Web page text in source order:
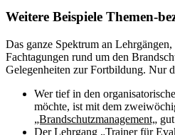
Weitere Beispiele Themen-
Das ganze Spektrum an
Fachtagungen rund um den
Gelegenheiten zur Fortbildung. Nur
Wer tief in den
möchte, ist mit dem
„Brandschutzmanagement„
Der Lehrgang „Trainer für